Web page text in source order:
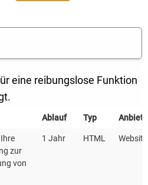
Ihrer
Kennzahlen im
die Anstregungen Ihrer
veranschaulicht werden.
herunterladen.
eine reibungslose Funktion
Ablauf Typ
zur
von
1 Jahr HTML Website